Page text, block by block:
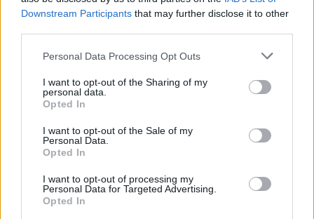
Downstream Participants that may further disclose it to other
Personal Data Processing Opt Outs
I want to opt-out of the Sharing of my
personal data.
Opted In
I want to opt-out of the Sale of my
Personal Data.
Opted In
I want to opt-out of processing my
Personal Data for Targeted Advertising.
Opted In
B
R A
V
R A V O
Bonusworte:
SUCHE NACH WEITEREN
ANTWORTEN